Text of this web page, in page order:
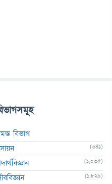
বিভাগ
(641)
(1,035)
(1,829)